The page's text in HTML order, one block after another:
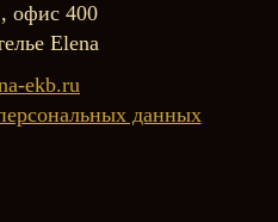
400
Elena
ekb.ru
данных